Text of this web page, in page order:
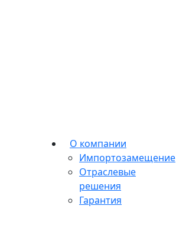
О компании
Импортозамещение
Отраслевые
решения
Гарантия